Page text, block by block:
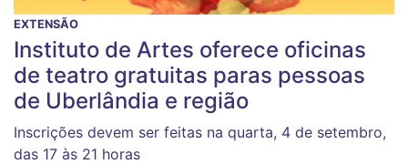
EXTENSÃO
Instituto de Artes oferece oficinas
de teatro gratuitas paras pessoas
de Uberlândia e região
Inscrições devem ser feitas na quarta, 4 de setembro,
das 17 às 21 horas